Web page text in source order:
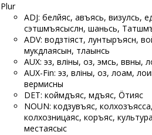
Plur
ADJ: белӧйяс, авъяӧсь,
сэтшӧмъясыслӧн, шаньӧсь,
ADV: водзтіястӧ, лунтыръясӧн,
мукӧдлаясын, ӧтлаынӧсь
AUX: эз, вӧліны, оз, эмӧсь,
AUX-Fin: эз, вӧліны, оз, лоам,
вермисны
DET: коймӧдъяс, мӧдъяс, Ӧтияс
NOUN: кодзувъяс,
колхозницаяс, коръяс,
местаясыс